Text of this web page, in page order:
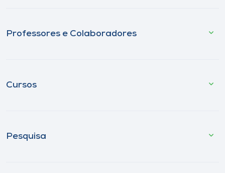
Professores e Colaboradores
Cursos
Pesquisa